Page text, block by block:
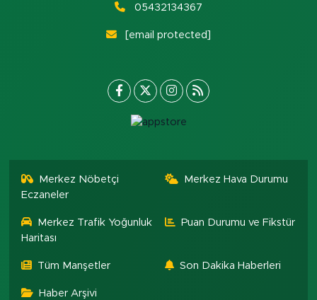
05432134367
[email protected]
Merkez Nöbetçi
Eczaneler
Merkez Hava Durumu
Merkez Trafik Yoğunluk
Haritası
Puan Durumu ve Fikstür
Tüm Manşetler Son Dakika Haberleri
Haber Arşivi